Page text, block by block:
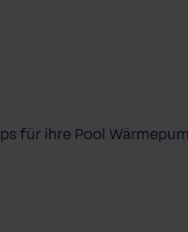
für ihre Pool